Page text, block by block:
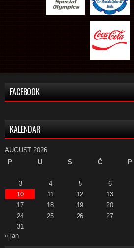
FACEBOOK
KALENDAR
AUGUST 2026
P
U S Č P
3
4 5 6
10
11 12 13
17
18 19 20
24
25 26 27
31
« jan